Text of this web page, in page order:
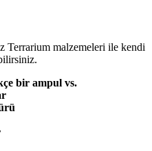
Terrarium malzemeleri ile kendi
bir ampul vs.